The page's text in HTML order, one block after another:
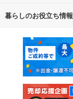
不動産・住宅
新築マンション
新築一戸建て
注文住宅
暮らしのお役立ち情報
マンションカタロ